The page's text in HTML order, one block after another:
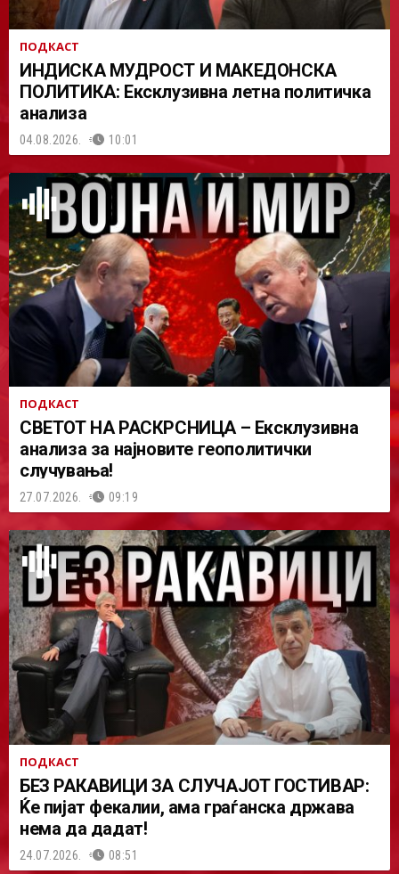
ПОДКАСТ
ИНДИСКА МУДРОСТ И МАКЕДОНСКА
ПОЛИТИКА: Ексклузивна летна политичка
анализа
04.08.2026. 10:01
ПОДКАСТ
СВЕТОТ НА РАСКРСНИЦА – Ексклузивна
анализа за најновите геополитички
случувања!
27.07.2026. 09:19
ПОДКАСТ
БЕЗ РАКАВИЦИ ЗА СЛУЧАЈОТ ГОСТИВАР:
Ќе пијат фекалии, ама граѓанска држава
нема да дадат!
24.07.2026. 08:51